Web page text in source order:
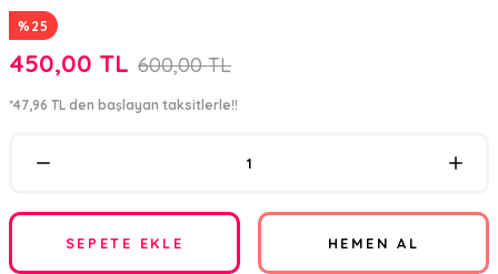
%25
450,00 TL 600,00 TL
*47,96 TL den başlayan taksitlerle!!
SEPETE EKLE HEMEN AL